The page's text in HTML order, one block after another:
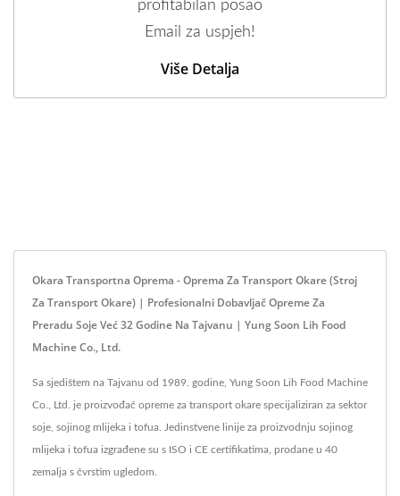
profitabilan posao
Email za uspjeh!
Više Detalja
Okara Transportna Oprema - Oprema Za Transport Okare (Stroj
Za Transport Okare) | Profesionalni Dobavljač Opreme Za
Preradu Soje Već 32 Godine Na Tajvanu | Yung Soon Lih Food
Machine Co., Ltd.
Sa sjedištem na Tajvanu od 1989. godine, Yung Soon Lih Food Machine
Co., Ltd. je proizvođač opreme za transport okare specijaliziran za sektor
soje, sojinog mlijeka i tofua. Jedinstvene linije za proizvodnju sojinog
mlijeka i tofua izgrađene su s ISO i CE certifikatima, prodane u 40
zemalja s čvrstim ugledom.